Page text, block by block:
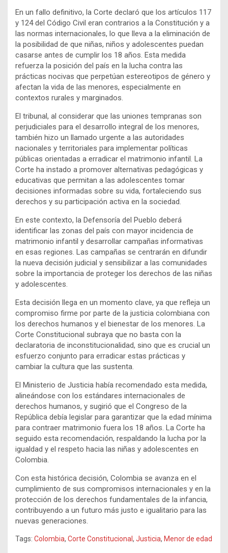
En un fallo definitivo, la Corte declaró que los artículos 117
y 124 del Código Civil eran contrarios a la Constitución y a
las normas internacionales, lo que lleva a la eliminación de
la posibilidad de que niñas, niños y adolescentes puedan
casarse antes de cumplir los 18 años. Esta medida
refuerza la posición del país en la lucha contra las
prácticas nocivas que perpetúan estereotipos de género y
afectan la vida de las menores, especialmente en
contextos rurales y marginados.
El tribunal, al considerar que las uniones tempranas son
perjudiciales para el desarrollo integral de los menores,
también hizo un llamado urgente a las autoridades
nacionales y territoriales para implementar políticas
públicas orientadas a erradicar el matrimonio infantil. La
Corte ha instado a promover alternativas pedagógicas y
educativas que permitan a las adolescentes tomar
decisiones informadas sobre su vida, fortaleciendo sus
derechos y su participación activa en la sociedad.
En este contexto, la Defensoría del Pueblo deberá
identificar las zonas del país con mayor incidencia de
matrimonio infantil y desarrollar campañas informativas
en esas regiones. Las campañas se centrarán en difundir
la nueva decisión judicial y sensibilizar a las comunidades
sobre la importancia de proteger los derechos de las niñas
y adolescentes.
Esta decisión llega en un momento clave, ya que refleja un
compromiso firme por parte de la justicia colombiana con
los derechos humanos y el bienestar de los menores. La
Corte Constitucional subraya que no basta con la
declaratoria de inconstitucionalidad, sino que es crucial un
esfuerzo conjunto para erradicar estas prácticas y
cambiar la cultura que las sustenta.
El Ministerio de Justicia había recomendado esta medida,
alineándose con los estándares internacionales de
derechos humanos, y sugirió que el Congreso de la
República debía legislar para garantizar que la edad mínima
para contraer matrimonio fuera los 18 años. La Corte ha
seguido esta recomendación, respaldando la lucha por la
igualdad y el respeto hacia las niñas y adolescentes en
Colombia.
Con esta histórica decisión, Colombia se avanza en el
cumplimiento de sus compromisos internacionales y en la
protección de los derechos fundamentales de la infancia,
contribuyendo a un futuro más justo e igualitario para las
nuevas generaciones.
Tags: Colombia, Corte Constitucional , Justicia, Menor de edad